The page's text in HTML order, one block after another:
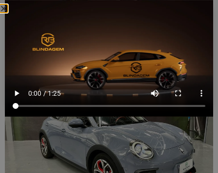
GWM Ora O3